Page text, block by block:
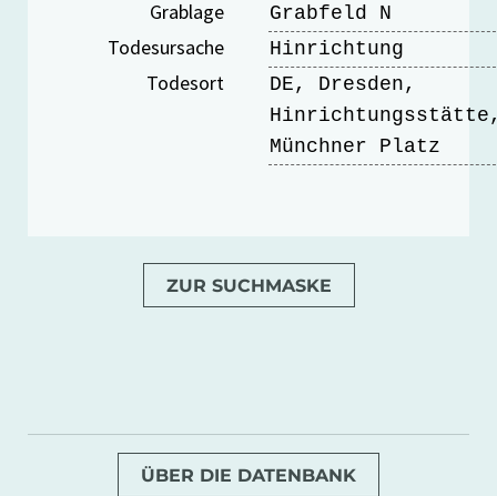
Grablage Grabfeld N
Todesursache Hinrichtung
Todesort
DE, Dresden,
Münchner Platz
ZUR SUCHMASKE
ÜBER DIE DATENBANK